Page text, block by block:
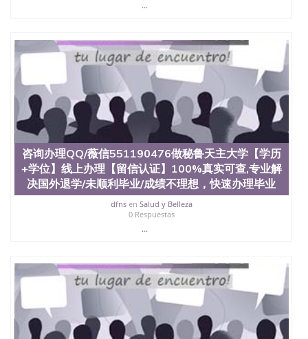
...
咨询办理QQ/薇信551190476做秘鲁天主大学【学历
+学位】线上办理【留信认证】100%真实可查,专业解
决国外退学/未顺利毕业/成绩不理想，快速办理毕业
dfnsen Salud y Belleza
0 Respuestas
...